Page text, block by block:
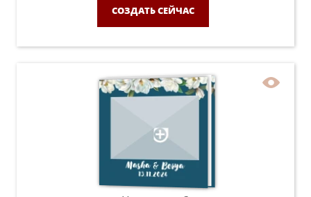
СОЗДАТЬ СЕЙЧАС